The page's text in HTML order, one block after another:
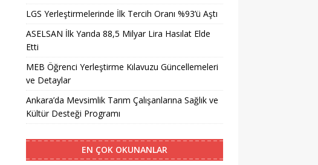
LGS Yerleştirmelerinde İlk Tercih Oranı %93’ü Aştı
ASELSAN İlk Yarıda 88,5 Milyar Lira Hasılat Elde
Etti
MEB Öğrenci Yerleştirme Kılavuzu Güncellemeleri
ve Detaylar
Ankara’da Mevsimlik Tarım Çalışanlarına Sağlık ve
Kültür Desteği Programı
EN ÇOK OKUNANLAR